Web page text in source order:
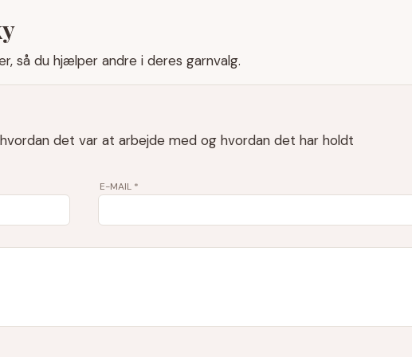
så du hjælper andre i deres garnvalg.
det var at arbejde med og hvordan det har holdt
E-MAIL *